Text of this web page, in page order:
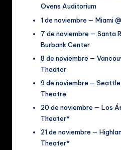
Ovens Auditorium
1 de noviembre — Miami
7 de noviembre — Santa
Burbank Center
8 de noviembre —
Theater
9 de noviembre —
Theatre
20 de noviembre — Los
Theater*
21 de noviembre —
Theater*